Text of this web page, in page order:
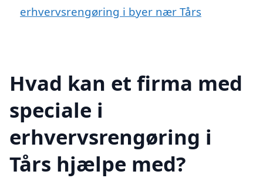
erhvervsrengøring i byer nær Tårs
Hvad kan et firma med
speciale i
erhvervsrengøring i
Tårs hjælpe med?